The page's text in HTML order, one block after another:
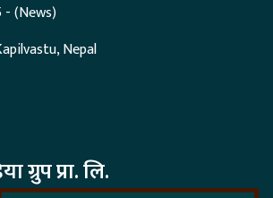
- (News)
Nepal
ग्रुप प्रा. लि.